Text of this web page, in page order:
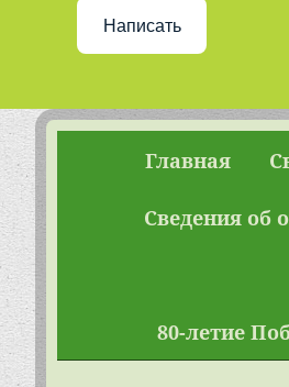
Написать
Главная
Сведения об
80-летие